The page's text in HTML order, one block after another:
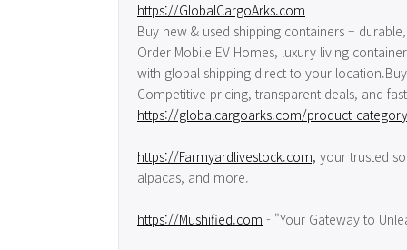
https://GlobalCargoArks.com
Buy new & used shipping containers –
Order Mobile EV Homes, luxury living
with global shipping direct to your
Competitive pricing, transparent deals, and
https://globalcargoarks.com/product-
https://Farmyardlivestock.com, your trusted
alpacas, and more.
https://Mushified.com - "Your Gateway to